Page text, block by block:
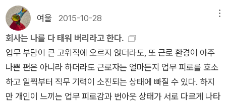
된 해결책 . 피로한데도 계속해서 노력한다. . 정상적인 업무 수행
을 하고 있다는 느낌을 주기 위해 더 많은 회의에 참석한다. . 더
많이, 더 늦게, 더 오래 일한다. . 이 일에서 자신이 없으면 안 되는
존재라고 생각한다. . 어떻게든 일을 끝내기 위해 계속해서 납기
연장을 시도한다. . 불가능한 것을 원하고, 닿을 수 없는 목표를
겨냥한다. . 주머니에 병가 휴직계를 넣어 둔 채로 출근한다. . 병
원 침대에서조차 업무를 계속한다. . 주말 동안 처리하겠다는 심
지금의 나를 들어줄 무언가가 필요했다.누구나 지칠 수 있고, 누
구나 방황할 수 있으며, 누구나 울 수 있지만, 그러지 말아야 하는
이유를 100가지 정도를 달고 살고 있는 사람들은 사실 그렇게 할
수가 없다. 어쩌면 매일을 웃으며, 매일을 감추며 어딘가에서 혼
자서 울고 있을지도 모른다. 하지만, 우리가 일하고, 우리가 돈을
벌고 있는 이익을 추구해야 하는 집단과 조직에서는 울고 앉아 있
을 수만은 없다고 한다. 이 책을 덜컥 주문한 것도 울고만 있을 수
여울 2015-10-28
회사는 나를 다 태워 버리라고 한다.
업무 부담이 큰 고위직에 오르지 않더라도, 또 근로 환경이 아주
나쁜 편은 아니라 하더라도 근로자는 얼마든지 업무 피로를 호소
하고 일찍부터 직무 기력이 소진되는 상태에 빠질 수 있다. 하지
만 개인이 느끼는 업무 피로감과 번아웃 상태가 서로 다르게 나타